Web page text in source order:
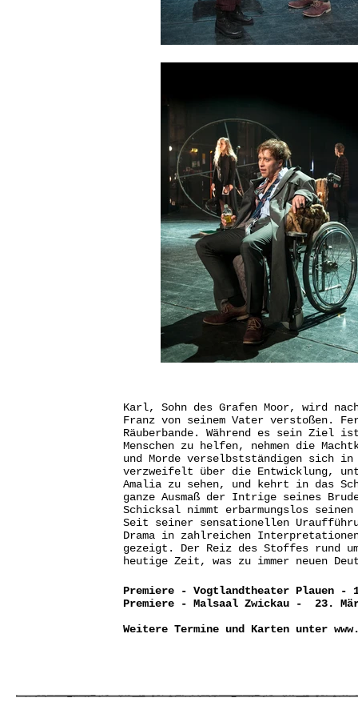
Karl, Sohn des Grafen Moor, wird
Franz von seinem Vater verstoßen.
Räuberbande. Während es sein Ziel
Menschen zu helfen, nehmen die
und Morde verselbstständigen sich
verzweifelt über die Entwicklung,
Amalia zu sehen, und kehrt in das
ganze Ausmaß der Intrige seines
Schicksal nimmt erbarmungslos
Seit seiner sensationellen
Drama in zahlreichen
gezeigt. Der Reiz des Stoffes rund
heutige Zeit, was zu immer neuen
Premiere - Vogtlandtheater Plauen -
Premiere - Malsaal Zwickau - 23.
Weitere Termine und Karten unter